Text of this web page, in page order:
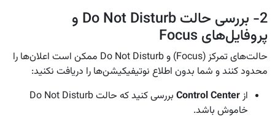
2- بررسی حالت Do Not Disturb و
پروفایل‌های Focus
حالت‌های تمرکز (Focus) و Do Not Disturb ممکن است اعلان‌ها را
محدود کنند و شما بدون اطلاع نوتیفیکیشن‌ها را دریافت نکنید:
ازControl Center
بررسی کنید که حالت Do Not Disturb
خاموش باشد.